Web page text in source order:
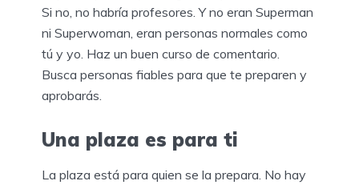
Si no, no habría profesores. Y no eran Superman
ni Superwoman, eran personas normales como
tú y yo. Haz un buen curso de comentario.
Busca personas fiables para que te preparen y
aprobarás.
Una plaza es para ti
La plaza está para quien se la prepara. No hay